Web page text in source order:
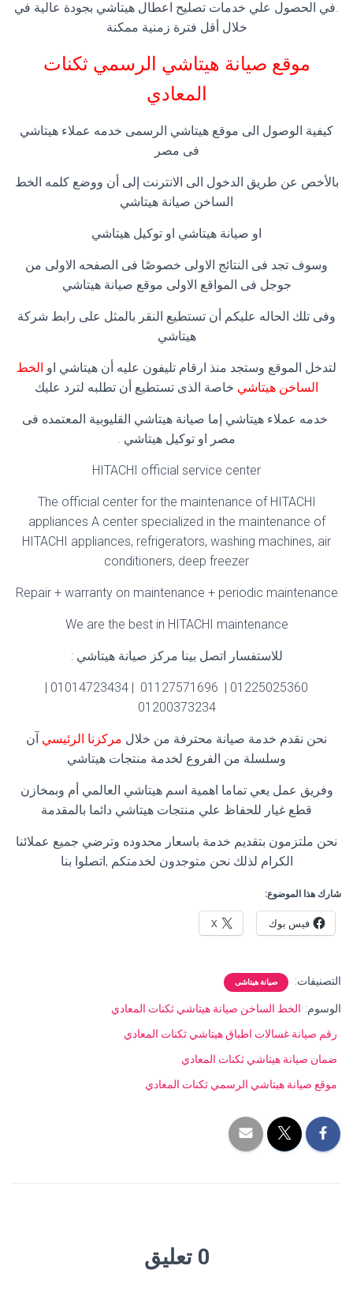
.في الحصول علي خدمات تصليح اعطال هيتاشي بجودة عالية في
خلال أقل فترة زمنية ممكنة
موقع صيانة هيتاشي الرسمي ثكنات
المعادي
كيفية الوصول الى موقع هيتاشي الرسمى خدمه عملاء هيتاشي
فى مصر
بالأخص عن طريق الدخول الى الانترنت إلى أن ووضع كلمه الخط
الساخن صيانة هيتاشي
او صيانة هيتاشي او توكيل هيتاشي
وسوف تجد فى النتائج الاولى خصوصًا فى الصفحه الاولى من
جوجل فى المواقع الاولى موقع صيانة هيتاشي
وفى تلك الحاله عليكم أن تستطيع النقر بالمثل على رابط شركة
هيتاشي
لتدخل الموقع وستجد منذ ارقام تليفون عليه أن هيتاشي او الخط
الساخن هيتاشي خاصة الذى تستطيع أن تطلبه لترد عليك
خدمه عملاء هيتاشي إما صيانة هيتاشي القليوبية المعتمده فى
مصر او توكيل هيتاشي .
HITACHI official service center
The official center for the maintenance of HITACHI
appliances A center specialized in the maintenance of
HITACHI appliances, refrigerators, washing machines, air
conditioners, deep freezer
Repair + warranty on maintenance + periodic maintenance
We are the best in HITACHI maintenance
للاستفسار اتصل بينا مركز صيانة هيتاشي :
01225025360 | 01127571696 | 01014723434 |
01200373234
نحن نقدم خدمة صيانة محترفة من خلال مركزنا الرئيسي آن
وسلسلة من الفروع لخدمة منتجات هيتاشي
وفريق عمل يعي تماما اهمية اسم هيتاشي العالمي أم وبمخازن
قطع غيار للحفاظ علي منتجات هيتاشي دائما بالمقدمة
نحن ملتزمون بتقديم خدمة باسعار محدوده وترضي جميع عملائنا
الكرام لذلك نحن متوجدون لخدمتكم ,اتصلوا بنا
شارك هذا الموضوع:
فيس بوك X
التصنيفات: صيانة هيتاشى
الوسوم: الخط الساخن صيانة هيتاشي ثكنات المعادي
رقم صيانة غسالات اطباق هيتاشي ثكنات المعادي
ضمان صيانة هيتاشي ثكنات المعادي
موقع صيانة هيتاشي الرسمي ثكنات المعادي
0 تعليق